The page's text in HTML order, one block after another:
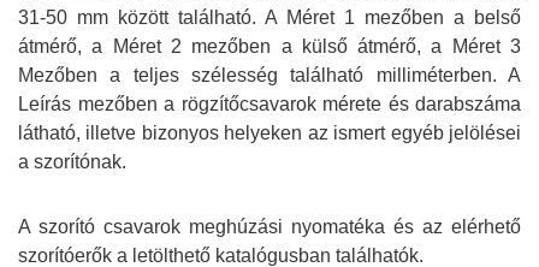
31-50 mm között található. A Méret 1 mezőben a belső
átmérő, a Méret 2 mezőben a külső átmérő, a Méret 3
Mezőben a teljes szélesség található milliméterben. A
Leírás mezőben a rögzítőcsavarok mérete és darabszáma
látható, illetve bizonyos helyeken az ismert egyéb jelölései
a szorítónak.
A szorító csavarok meghúzási nyomatéka és az elérhető
szorítóerők a letölthető katalógusban találhatók.